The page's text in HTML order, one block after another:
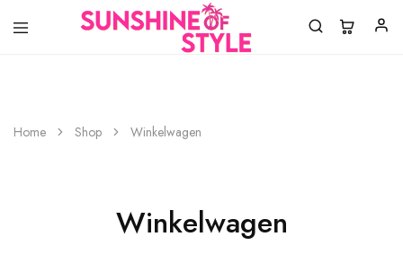
of
Style
jouw
style
Home Shop Winkelwagen
Winkelwagen